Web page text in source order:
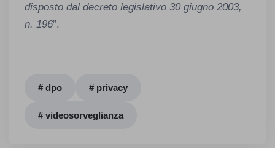
disposto dal decreto legislativo 30 giugno 2003,
n. 196”.
# dpo # privacy
# videosorveglianza